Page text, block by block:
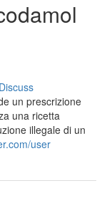
Discuss
un prescrizione
una ricetta
illegale di un
user